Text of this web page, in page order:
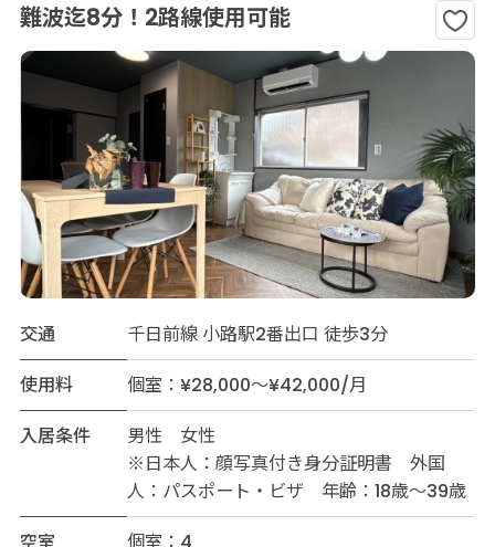
難波迄8分！2路線使用可能
交通
千日前線 小路駅2番出口 徒歩3分
使用料
個室：¥28,000～¥42,000/月
入居条件
男性 女性
※日本人：顔写真付き身分証明書 外国
人：パスポート・ビザ 年齢：18歳～39歳